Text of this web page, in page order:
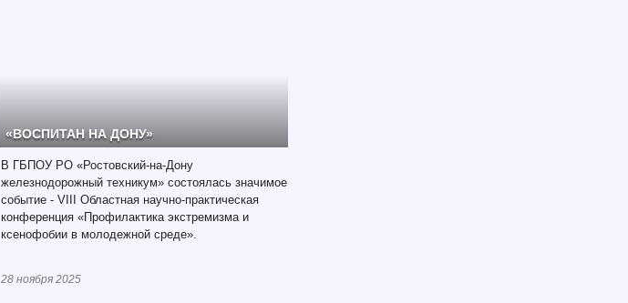
«ВОСПИТАН НА ДОНУ»
В ГБПОУ РО «Ростовский-на-Дону
железнодорожный техникум» состоялась значимое
событие - VIII Областная научно-практическая
конференция «Профилактика экстремизма и
ксенофобии в молодежной среде».
28 ноября 2025